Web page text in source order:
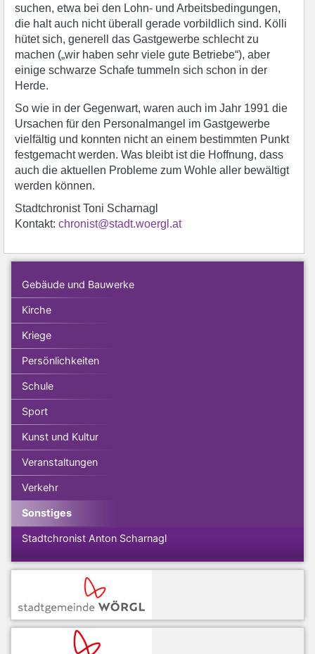
suchen, etwa bei den Lohn- und Arbeitsbedingungen,
die halt auch nicht überall gerade vorbildlich sind. Kölli
hütet sich, generell das Gastgewerbe schlecht zu
machen („wir haben sehr viele gute Betriebe“), aber
einige schwarze Schafe tummeln sich schon in der
Herde.
So wie in der Gegenwart, waren auch im Jahr 1991 die
Ursachen für den Personalmangel im Gastgewerbe
vielfältig und konnten nicht an einem bestimmten Punkt
festgemacht werden. Was bleibt ist die Hoffnung, dass
auch die aktuellen Probleme zum Wohle aller bewältigt
werden können.
Stadtchronist Toni Scharnagl
Kontakt: chronist@stadt.woergl.at
Gebäude und Bauwerke
Kirche
Kriege
Persönlichkeiten
Schule
Sport
Kunst und Kultur
Veranstaltungen
Verkehr
Sonstiges
Stadtchronist Anton Scharnagl